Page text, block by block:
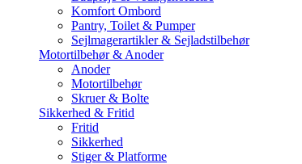
Komfort Ombord
Pantry, Toilet & Pumper
Sejlmagerartikler & Sejladstilbehør
Motortilbehør & Anoder
Anoder
Motortilbehør
Skruer & Bolte
Sikkerhed & Fritid
Fritid
Sikkerhed
Stiger & Platforme